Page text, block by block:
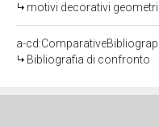
motivi decorativi
a-
Bibliografia di confronto